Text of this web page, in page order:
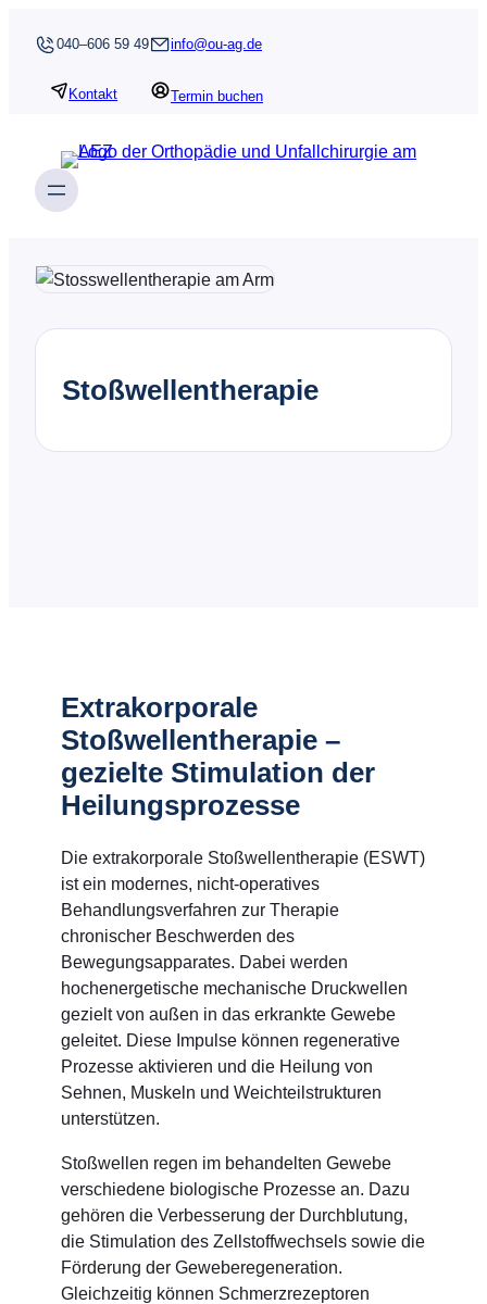
Inhalt 040–606 59 49 info@ou-ag.de
Kontakt Termin buchen
Stoßwellentherapie
Extrakorporale
Stoßwellentherapie –
gezielte Stimulation der
Heilungsprozesse
Die extrakorporale Stoßwellentherapie (ESWT)
ist ein modernes, nicht-operatives
Behandlungsverfahren zur Therapie
chronischer Beschwerden des
Bewegungsapparates. Dabei werden
hochenergetische mechanische Druckwellen
gezielt von außen in das erkrankte Gewebe
geleitet. Diese Impulse können regenerative
Prozesse aktivieren und die Heilung von
Sehnen, Muskeln und Weichteilstrukturen
unterstützen.
Stoßwellen regen im behandelten Gewebe
verschiedene biologische Prozesse an. Dazu
gehören die Verbesserung der Durchblutung,
die Stimulation des Zellstoffwechsels sowie die
Förderung der Geweberegeneration.
Gleichzeitig können Schmerzrezeptoren